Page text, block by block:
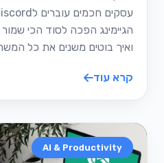
הגיימינג הפכה לסוד הכי
ואיך בוטים משנים את כל
קרא עוד
AI & Productivity